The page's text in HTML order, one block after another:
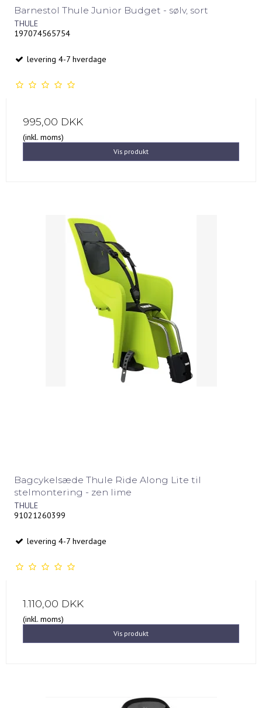
Barnestol Thule Junior Budget - sølv, sort
THULE
197074565754
levering 4-7 hverdage
995,00 DKK
(inkl. moms)
Vis produkt
Bagcykelsæde Thule Ride Along Lite til
stelmontering - zen lime
THULE
91021260399
levering 4-7 hverdage
1.110,00 DKK
(inkl. moms)
Vis produkt